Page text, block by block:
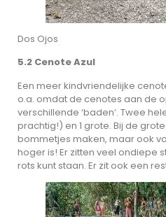
Dos Ojos
5.2 Cenote Azul
Een meer kindvriendelijke
o.a. omdat de cenotes aan de
verschillende ‘baden’. Twee
prachtig!) en 1 grote. Bij de
bommetjes maken, maar ook
hoger is! Er zitten veel ondiepe
rots kunt staan. Er zit ook een